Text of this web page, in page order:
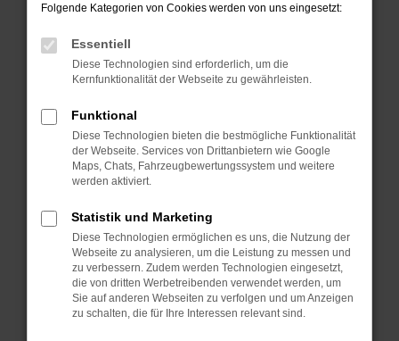
Prüfe deine Browsererweiterungen.
Manche Erweiterungen, wie Werbeblocker,
können das Laden bestimmter Seiten
verhindern. Funktioniert die Seite in einem
Fenster?
Starte dein Gerät neu.
Das kann manchmal helfen, vorübergehende
Probleme zu beheben.
Betriebssystem auf dem neuesten Stand
sind.
Veraltete Software birgt nicht nur ein
Sicherheitsrisiko, sondern kann auch dazu
führen, dass bestimmte Funktionen nicht mehr
unterstützt werden.
Folgende Kategorien von Cookies werden von uns eingesetzt:
Essentiell
Diese Technologien sind erforderlich, um die
Kernfunktionalität der Webseite zu gewährleisten.
Funktional
Diese Technologien bieten die bestmögliche Funktionalität
der Webseite. Services von Drittanbietern wie Google
Maps, Chats, Fahrzeugbewertungssystem und weitere
werden aktiviert.
Statistik und Marketing
Diese Technologien ermöglichen es uns, die Nutzung der
Webseite zu analysieren, um die Leistung zu messen und
zu verbessern. Zudem werden Technologien eingesetzt,
die von dritten Werbetreibenden verwendet werden, um
Sie auf anderen Webseiten zu verfolgen und um Anzeigen
zu schalten, die für Ihre Interessen relevant sind.